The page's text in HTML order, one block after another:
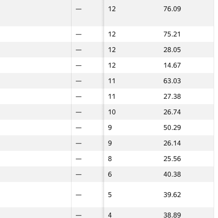
— —
—
—
—
—
—
—
—
—
—
—
—
—
—
—
—
—
—
—
— —
— —
— —
12 76.09
12
75.21
12
28.05
12
14.67
11
63.03
11
27.38
10
26.74
9
50.29
9
26.14
8
25.56
6 40.38
5 39.62
4 38.89
— —
—
—
—
—
—
—
—
—
—
—
—
—
—
—
—
—
—
—
— —
— —
— —
— —
—
—
—
—
—
—
—
—
—
—
—
—
—
—
—
—
—
—
— —
— —
— —
12 76.09
12
75.21
12
28.05
12
14.67
11
63.03
11
27.38
10
26.74
9
50.29
9
26.14
8
25.56
6 40.38
5 39.62
4 38.89
— —
—
—
—
—
—
—
—
—
—
—
—
—
—
—
—
—
—
—
— —
— —
— —